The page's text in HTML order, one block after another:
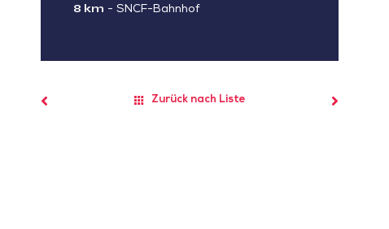
8 km - SNCF-Bahnhof
Zurück nach Liste